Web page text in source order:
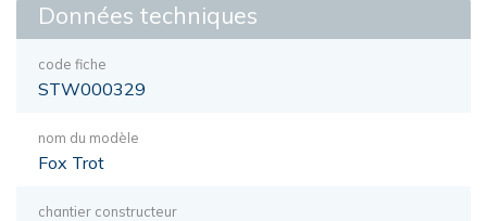
Données techniques
code fiche
STW000329
nom du modèle
Fox Trot
chantier constructeur